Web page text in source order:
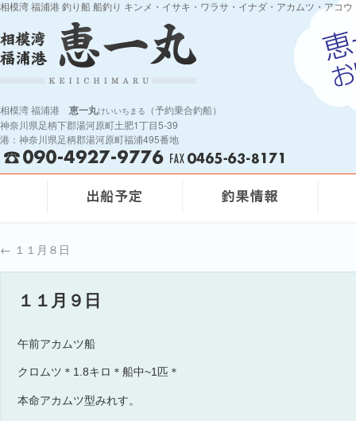
相模湾 福浦港 釣り船 船釣り キンメ・イサキ・ワラサ・イナダ・アカムツ・アコ
相模湾 福浦港 恵一丸けいいちまる
（予約乗合釣船）
神奈川県足柄下郡湯河原町土肥1丁目5-39
港：神奈川県足柄郡湯河原町福浦495番地
← １１月８日
１１月９日
午前アカムツ船
クロムツ＊1.8キロ＊船中~1匹＊
本命アカムツ型みれす。